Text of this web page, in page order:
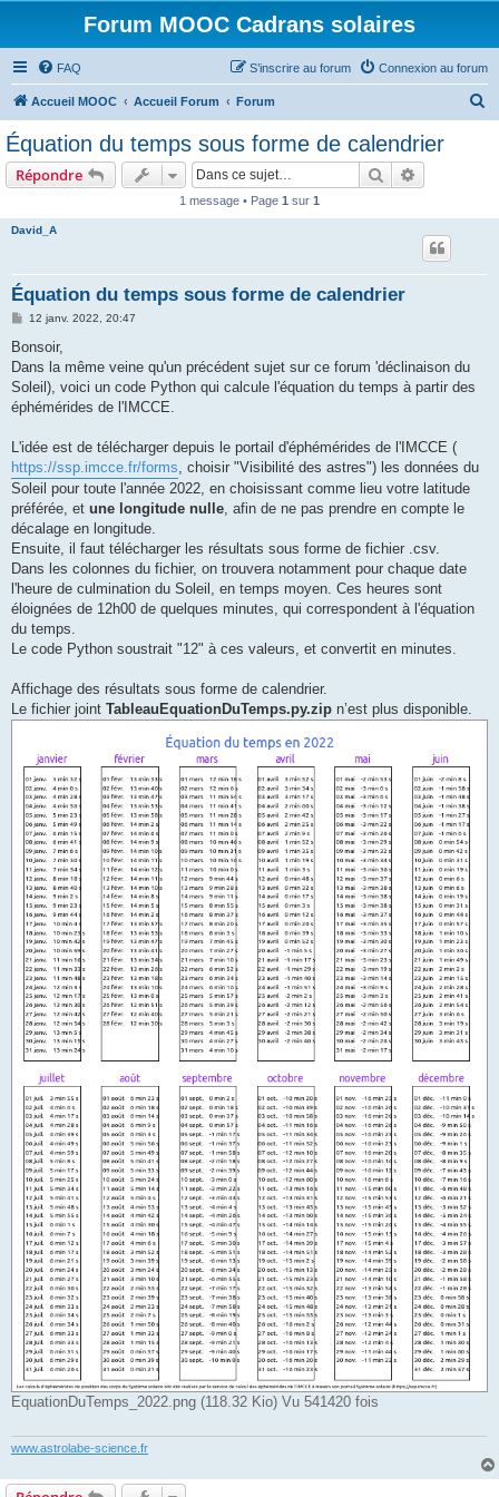
Forum MOOC Cadrans solaires
FAQ Connexion au forum
S’inscrire au forum
Accueil MOOC Accueil Forum Forum
Équation du temps sous forme de calendrier
Répondre Rechercher
1 message • Page 1 sur 1
David_A
Équation du temps sous forme de calendrier
M
s
a
g
12 janv. 2022, 20:47
Bonsoir,
Dans la même veine qu'un précédent sujet sur ce forum 'déclinaison du
Soleil), voici un code Python qui calcule l'équation du temps à partir des
éphémérides de l'IMCCE.
L'idée est de télécharger depuis le portail d'éphémérides de l'IMCCE (
https://ssp.imcce.fr/forms, choisir "Visibilité des astres") les données du
Soleil pour toute l'année 2022, en choisissant comme lieu votre latitude
préférée, et une longitude nulle, afin de ne pas prendre en compte le
décalage en longitude.
Ensuite, il faut télécharger les résultats sous forme de fichier .csv.
Dans les colonnes du fichier, on trouvera notamment pour chaque date
l'heure de culmination du Soleil, en temps moyen. Ces heures sont
éloignées de 12h00 de quelques minutes, qui correspondent à l'équation
du temps.
Le code Python soustrait "12" à ces valeurs, et convertit en minutes.
Affichage des résultats sous forme de calendrier.
Le fichier joint TableauEquationDuTemps.py.zip n’est plus disponible.
EquationDuTemps_2022.png (118.32 Kio) Vu 541420 fois
www.astrolabe-science.fr